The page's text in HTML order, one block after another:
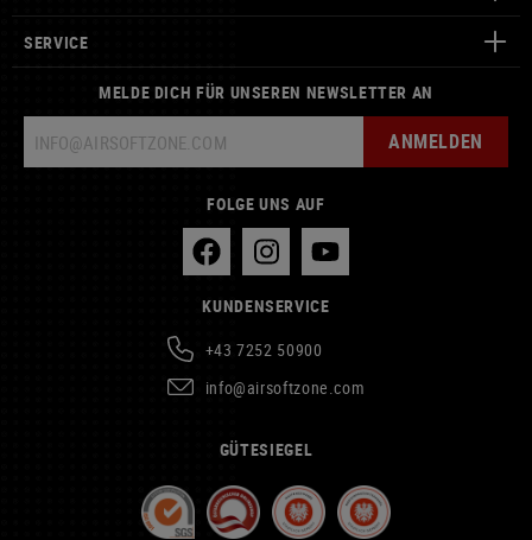
SERVICE
MELDE DICH FÜR UNSEREN NEWSLETTER AN
ANMELDEN
FOLGE UNS AUF
KUNDENSERVICE
+43 7252 50900
info@airsoftzone.com
GÜTESIEGEL